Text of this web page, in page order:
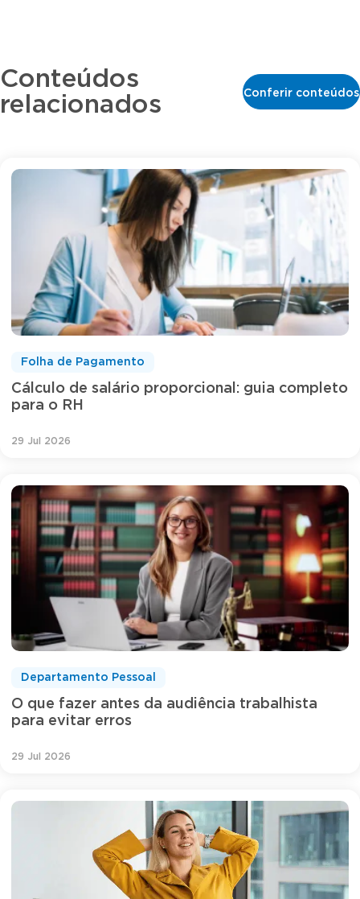
Conteúdos
relacionados
Conferir conteúdos
Cálculo de salário proporcional: guia completo
para o RH
Folha de Pagamento
29 Jul 2026
O que fazer antes da audiência trabalhista
para evitar erros
Departamento Pessoal
29 Jul 2026